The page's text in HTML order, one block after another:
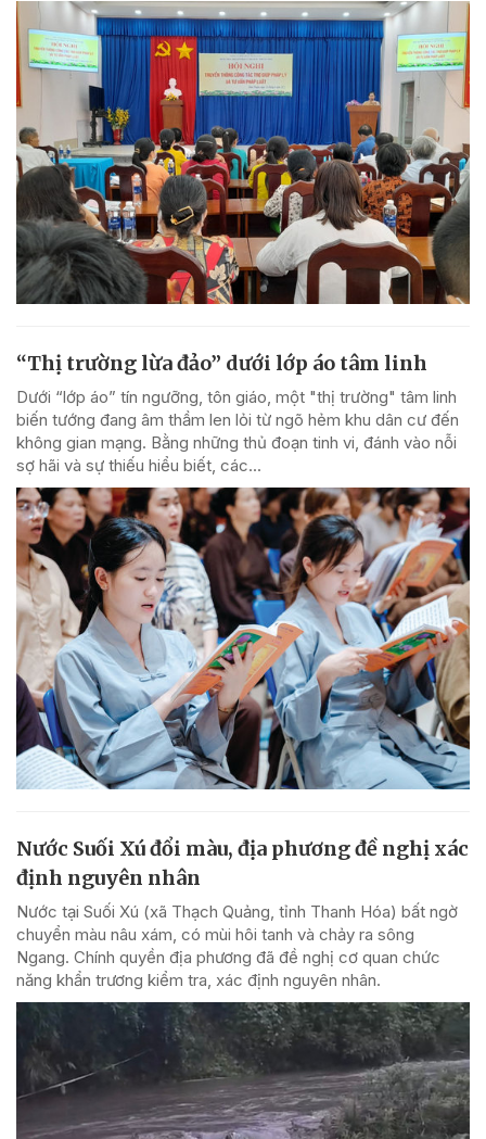
“Thị trường lừa đảo” dưới lớp áo tâm linh
Dưới “lớp áo” tín ngưỡng, tôn giáo, một "thị trường" tâm linh
biến tướng đang âm thầm len lỏi từ ngõ hẻm khu dân cư đến
không gian mạng. Bằng những thủ đoạn tinh vi, đánh vào nỗi
sợ hãi và sự thiếu hiểu biết, các...
Nước Suối Xú đổi màu, địa phương đề nghị xác
định nguyên nhân
Nước tại Suối Xú (xã Thạch Quảng, tỉnh Thanh Hóa) bất ngờ
chuyển màu nâu xám, có mùi hôi tanh và chảy ra sông
Ngang. Chính quyền địa phương đã đề nghị cơ quan chức
năng khẩn trương kiểm tra, xác định nguyên nhân.